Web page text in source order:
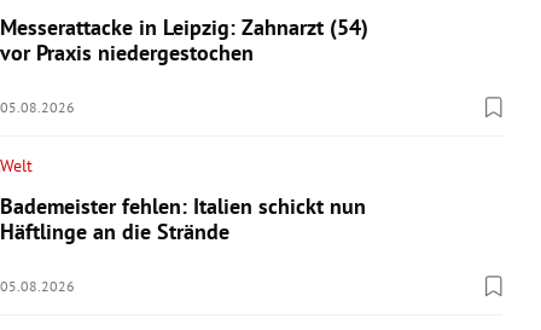
Messerattacke in Leipzig: Zahnarzt (54)
vor Praxis niedergestochen
05.08.2026
Welt
Bademeister fehlen: Italien schickt nun
Häftlinge an die Strände
05.08.2026